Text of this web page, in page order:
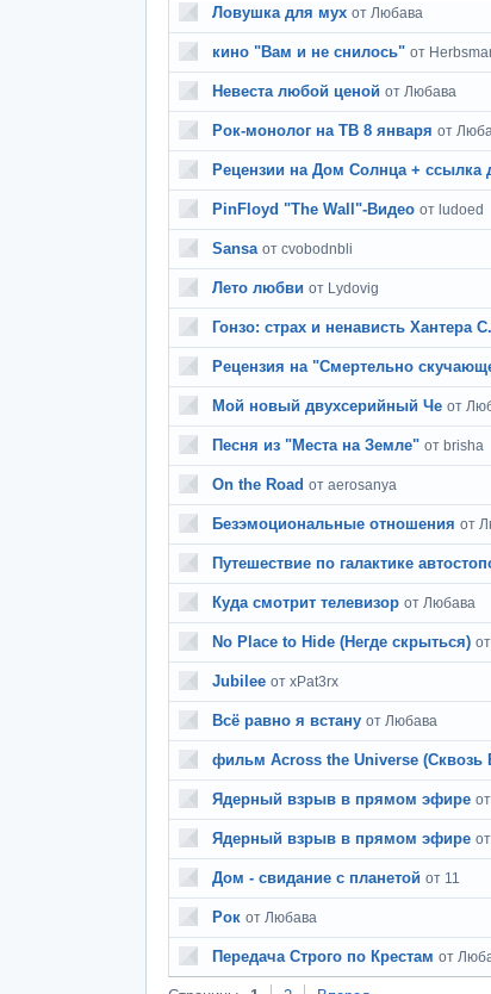
Ловушка для мух от Любава
кино "Вам и не снилось" от
Невеста любой ценой от Любава
Рок-монолог на ТВ 8 января от
Рецензии на Дом Солнца + ссылка
PinFloyd "The Wall"-Видео от ludoed
Sansa от cvobodnbli
Лето любви от Lydovig
Гонзо: страх и ненависть Хантера
Рецензия на "Смертельно
Мой новый двухсерийный Че от
Песня из "Места на Земле" от brisha
On the Road от aerosanya
Безэмоциональные отношения от
Путешествие по галактике
Куда смотрит телевизор от Любава
No Place to Hide (Негде скрыться)
Jubilee от xPat3rx
Всё равно я встану от Любава
фильм Across the Universe (Сквозь
Ядерный взрыв в прямом эфире
Ядерный взрыв в прямом эфире
Дом - свидание с планетой от 11
Рок от Любава
Передача Строго по Крестам от